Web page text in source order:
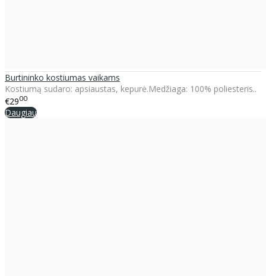
Burtininko kostiumas vaikams
Kostiumą sudaro: apsiaustas, kepurė.Medžiaga: 100% poliesteris..
€2900
Daugiau